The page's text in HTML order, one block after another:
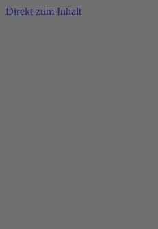
Direkt zum Inhalt